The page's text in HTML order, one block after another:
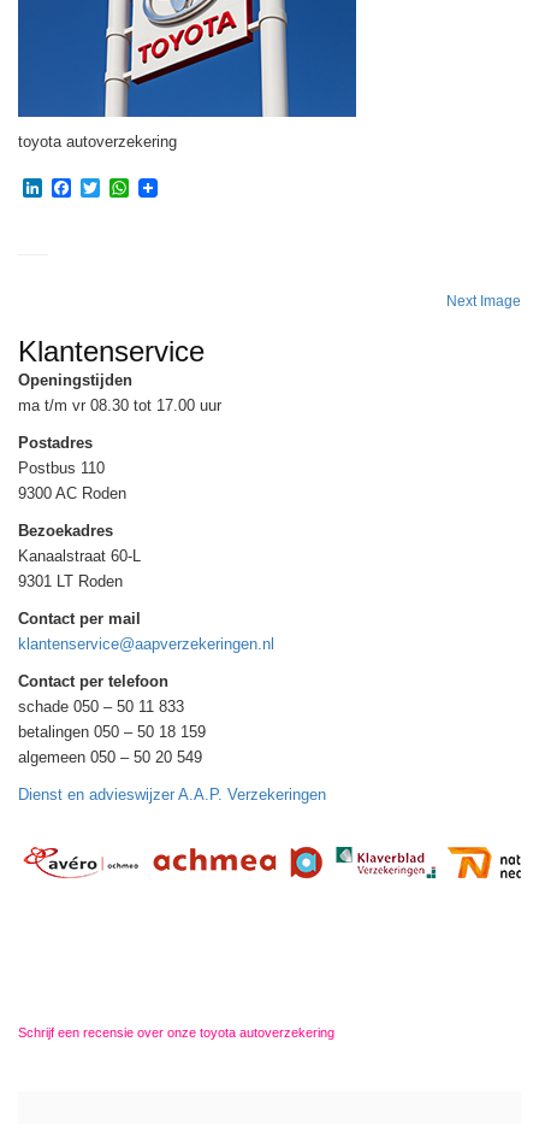
toyota autoverzekering
LinkedIn
Facebook
TwitterWhatsApp
Next Image
Klantenservice
Openingstijden
ma t/m vr 08.30 tot 17.00 uur
Postadres
Postbus 110
9300 AC Roden
Bezoekadres
Kanaalstraat 60-L
9301 LT Roden
Contact per mail
klantenservice@aapverzekeringen.nl
Contact per telefoon
schade 050 – 50 11 833
betalingen 050 – 50 18 159
algemeen 050 – 50 20 549
Dienst en advieswijzer A.A.P. Verzekeringen
Schrijf een recensie over onze toyota autoverzekering